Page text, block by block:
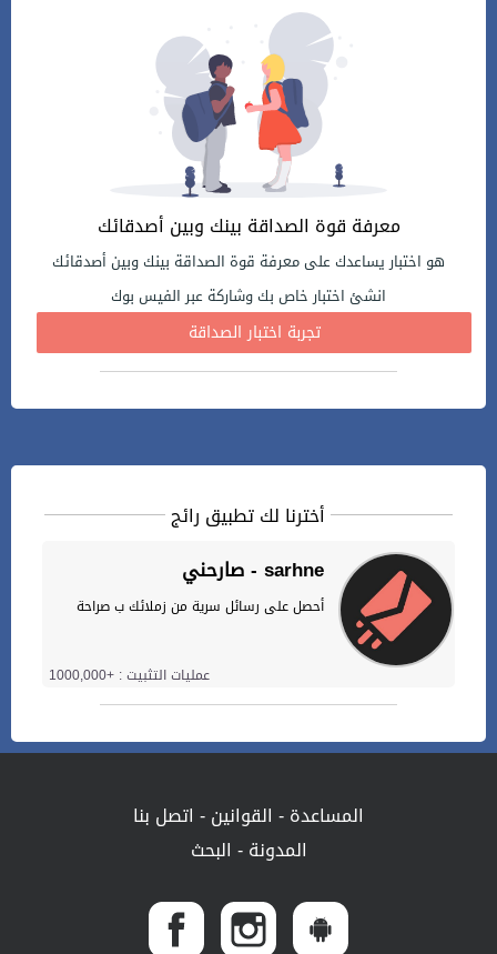
معرفة قوة الصداقة بينك وبين أصدقائك
هو اختبار يساعدك على معرفة قوة الصداقة بينك وبين أصدقائك
انشئ اختبار خاص بك وشاركة عبر الفيس بوك
تجربة اختبار الصداقة
أخترنا لك تطبيق رائج
صارحني - sarhne
أحصل على رسائل سرية من زملائك ب صراحة
عمليات التثبيت : +1000,000
المساعدة- القوانين- اتصل بنا
المدونة- البحث